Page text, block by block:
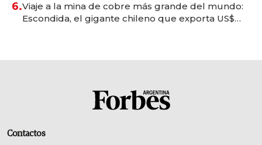
6.Viaje a la mina de cobre más grande del mundo:
Escondida, el gigante chileno que exporta US$
Contactos